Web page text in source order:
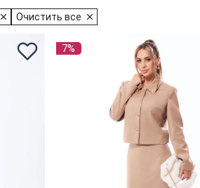
Очистить все
7%